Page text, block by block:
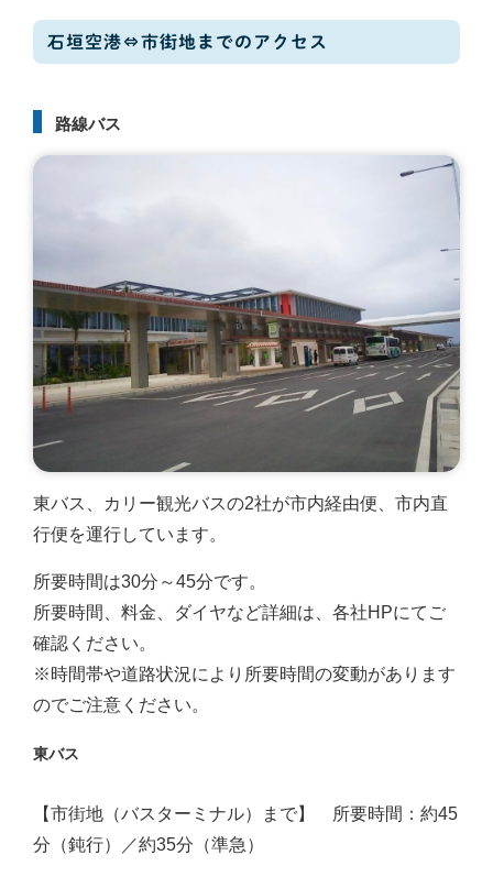
石垣空港⇔市街地までのアクセス
路線バス
東バス、カリー観光バスの2社が市内経由便、市内直
行便を運行しています。
所要時間は30分～45分です。
所要時間、料金、ダイヤなど詳細は、各社HPにてご
確認ください。
※時間帯や道路状況により所要時間の変動があります
のでご注意ください。
東バス
【市街地（バスターミナル）まで】 所要時間：約45
分（鈍行）／約35分（準急）